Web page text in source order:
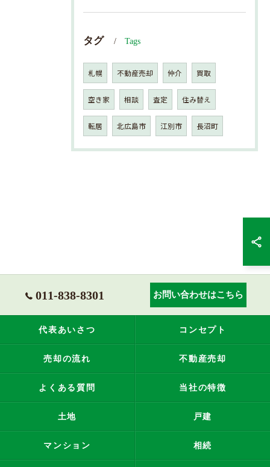
タグ Tags
札幌 不動産売却 仲介 買取
空き家 相談 査定 住み替え
転居 北広島市 江別市 長沼町
011-838-8301 お問い合わせはこちら
代表あいさつ コンセプト
売却の流れ 不動産売却
よくある質問 当社の特徴
土地 戸建
マンション 相続